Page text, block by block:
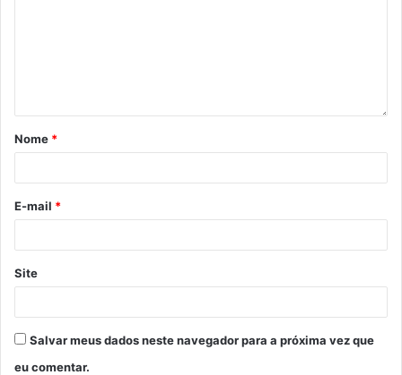
Nome *
E-mail *
Site
Salvar meus dados neste navegador para a próxima vez que
eu comentar.